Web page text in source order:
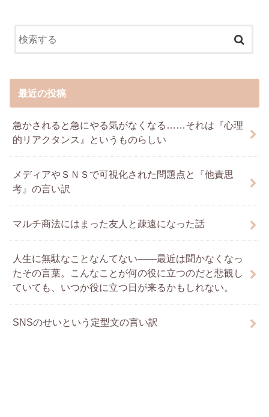
最近の投稿
急かされると急にやる気がなくなる……それは『心理
的リアクタンス』というものらしい
メディアやＳＮＳで可視化された問題点と『他責思
考』の言い訳
マルチ商法にはまった友人と疎遠になった話
人生に無駄なことなんてない――最近は聞かなくなっ
たその言葉。こんなことが何の役に立つのだと悲観し
ていても、いつか役に立つ日が来るかもしれない。
SNSのせいという定型文の言い訳